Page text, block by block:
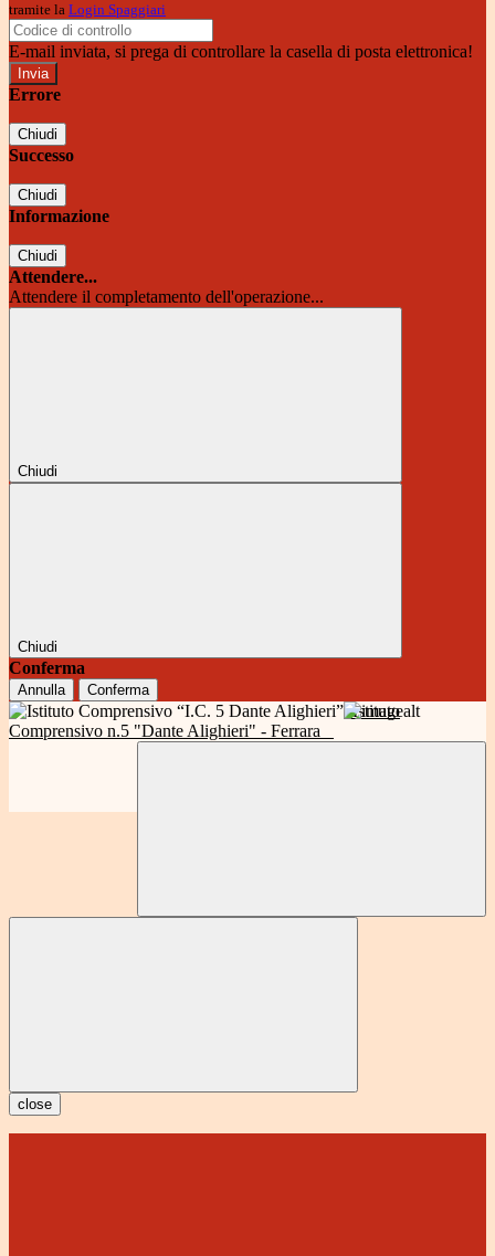
tramite la Login Spaggiari
E-mail inviata, si prega di controllare la casella di posta elettronica!
Errore
Chiudi
Successo
Chiudi
Informazione
Chiudi
Attendere...
Attendere il completamento dell'operazione...
Chiudi
Chiudi
Conferma
Annulla Conferma
Istituto
Comprensivo n.5 "Dante Alighieri" - Ferrara
close